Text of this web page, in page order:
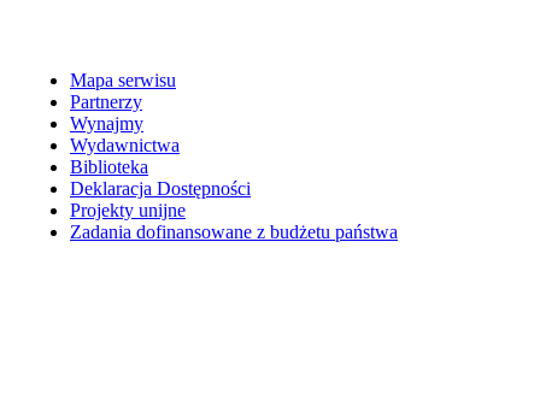
Mapa serwisu
Partnerzy
Wynajmy
Wydawnictwa
Biblioteka
Deklaracja Dostępności
Projekty unijne
Zadania dofinansowane z budżetu państwa